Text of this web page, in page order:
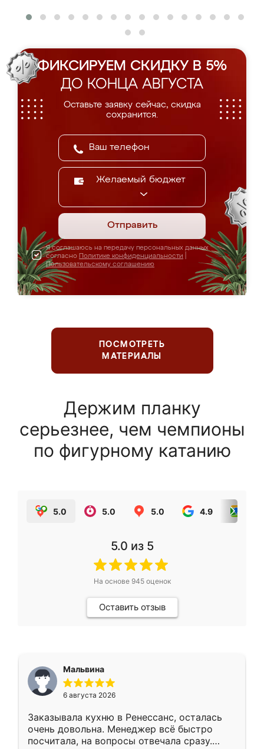
ФИКСИРУЕМ СКИДКУ В 5%
ДО КОНЦА АВГУСТА
Оставьте заявку сейчас, скидка
сохранится.
Желаемый бюджет
Отправить
Я соглашаюсь на передачу персональных данных
согласно Политике конфиденциальности
Пользовательскому соглашению
ПОСМОТРЕТЬ
МАТЕРИАЛЫ
Держим планку
серьезнее, чем чемпионы
по фигурному катанию
5.0 5.0 5.0 4.9
5.0 из 5
На основе 945оценок
Оставить отзыв
Мальвина
6 августа 2026
Заказывала кухню в Ренессанс, осталась
очень довольна. Менеджер всё быстро
посчитала, на вопросы отвечала сразу.